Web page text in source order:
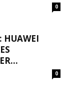
0
HUAWEI
0